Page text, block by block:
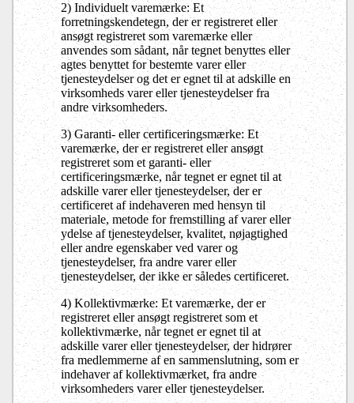
2) Individuelt varemærke: Et
forretningskendetegn, der er registreret eller
ansøgt registreret som varemærke eller
anvendes som sådant, når tegnet benyttes eller
agtes benyttet for bestemte varer eller
tjenesteydelser og det er egnet til at adskille en
virksomheds varer eller tjenesteydelser fra
andre virksomheders.
3) Garanti- eller certificeringsmærke: Et
varemærke, der er registreret eller ansøgt
registreret som et garanti- eller
certificeringsmærke, når tegnet er egnet til at
adskille varer eller tjenesteydelser, der er
certificeret af indehaveren med hensyn til
materiale, metode for fremstilling af varer eller
ydelse af tjenesteydelser, kvalitet, nøjagtighed
eller andre egenskaber ved varer og
tjenesteydelser, fra andre varer eller
tjenesteydelser, der ikke er således certificeret.
4) Kollektivmærke: Et varemærke, der er
registreret eller ansøgt registreret som et
kollektivmærke, når tegnet er egnet til at
adskille varer eller tjenesteydelser, der hidrører
fra medlemmerne af en sammenslutning, som er
indehaver af kollektivmærket, fra andre
virksomheders varer eller tjenesteydelser.